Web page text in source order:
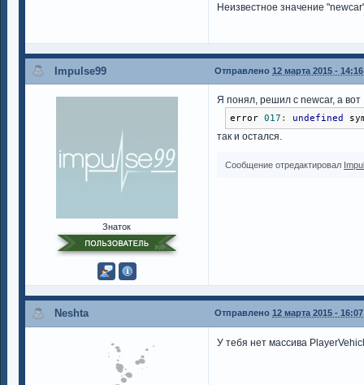
Неизвестное значение
Impulse99 Отправлено 12 марта 2015 - 14:16
Знаток
Я понял, решил с newcar, а вот
error 017 : undefined
так и остался.
Сообщение отредактировал
Neshta Отправлено 12 марта 2015 - 16:07
У тебя нет массива